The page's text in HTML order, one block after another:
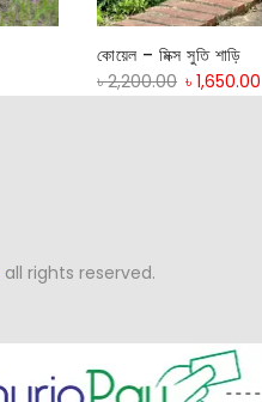
কোয়েল – মিক্স সুতি শাড়ি
৳2,200.00 ৳ 1,650.00
all rights reserved.